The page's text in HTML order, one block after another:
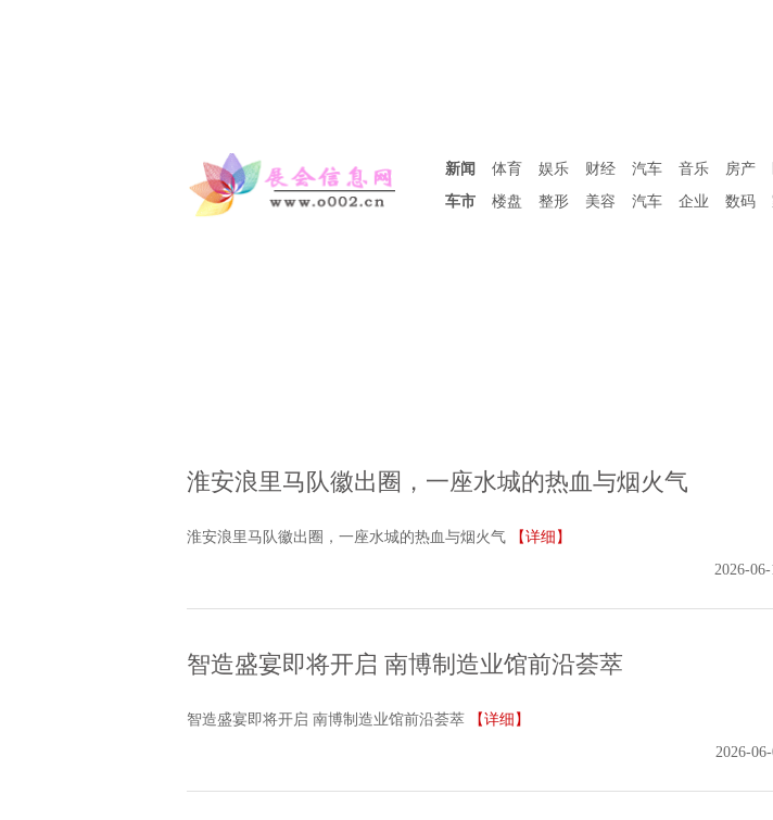
新闻 体育 娱乐 财经 汽车 音乐 房产
车市
楼盘 整形 美容 汽车 企业 数码
淮安浪里马队徽出圈，一座水城的热血与烟火气
淮安浪里马队徽出圈，一座水城的热血与烟火气
【详细】
2026-
智造盛宴即将开启 南博制造业馆前沿荟萃
智造盛宴即将开启 南博制造业馆前沿荟萃
【详细】
2026-